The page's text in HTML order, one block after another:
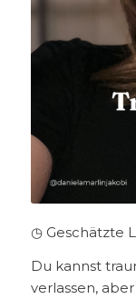
◷ Geschätzte
Du kannst
verlassen,